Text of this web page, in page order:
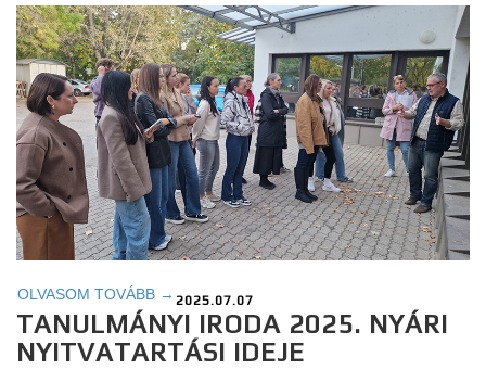
OLVASOM TOVÁBB → 2025.07.07
TANULMÁNYI IRODA 2025. NYÁRI
NYITVATARTÁSI IDEJE